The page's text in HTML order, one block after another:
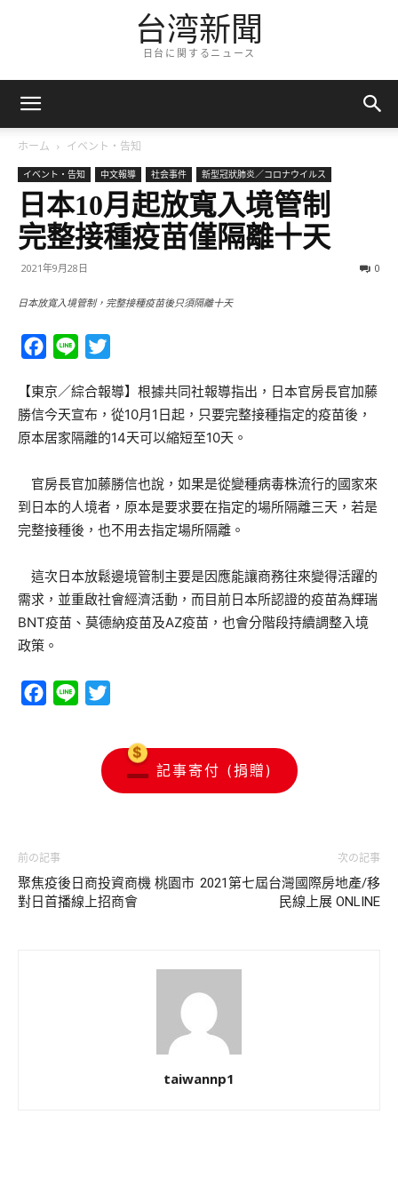
台湾新聞
日台に関するニュース
ホーム イベント・告知
イベント・告知 中文報導 社会事件 新型冠狀肺炎／コロナウイルス
日本10月起放寬入境管制
完整接種疫苗僅隔離十天
2021年9月28日 0
日本放寬入境管制，完整接種疫苗後只須隔離十天
Facebook
Line
【東京／綜合報導】根據共同社報導指出，日本官房長官加藤
勝信今天宣布，從10月1日起，只要完整接種指定的疫苗後，
原本居家隔離的14天可以縮短至10天。
官房長官加藤勝信也說，如果是從變種病毒株流行的國家來
到日本的人境者，原本是要求要在指定的場所隔離三天，若是
完整接種後，也不用去指定場所隔離。
這次日本放鬆邊境管制主要是因應能讓商務往來變得活躍的
需求，並重啟社會經濟活動，而目前日本所認證的疫苗為輝瑞
BNT疫苗、莫德納疫苗及AZ疫苗，也會分階段持續調整入境
政策。
Facebook
Line
記事寄付 (捐贈)
前の記事
聚焦疫後日商投資商機 桃園市
對日首播線上招商會
次の記事
2021第七屆台灣國際房地產/移
民線上展 ONLINE
taiwannp1